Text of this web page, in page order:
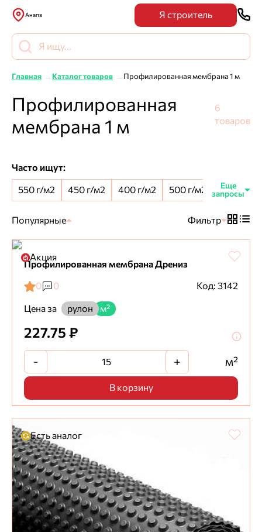
Анапа Я строитель
Главная Каталог товаров Профилированная мембрана 1 м
Профилированная
мембрана 1 м
6
товаров
Часто ищут:
550 г/м2
450 г/м2 400 г/м2 500 г/м2 8 мм шип
Популярные Фильтр
Акция
Профилированная мембрана Дрениз
0
0
Код: 3142
Цена за
рулон м²
227.75 ₽
- + м²
В корзину
Есть аналог